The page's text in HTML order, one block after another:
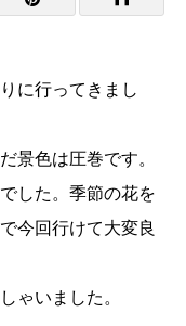
に行ってきまし
景色は圧巻です。
した。季節の花を
今回行けて大変良
ゃいました。